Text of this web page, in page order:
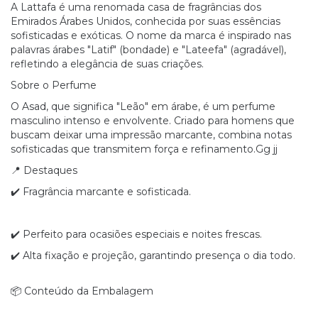
A Lattafa é uma renomada casa de fragrâncias dos
Emirados Árabes Unidos, conhecida por suas essências
sofisticadas e exóticas. O nome da marca é inspirado nas
palavras árabes "Latif" (bondade) e "Lateefa" (agradável),
refletindo a elegância de suas criações.
Sobre o Perfume
O Asad, que significa "Leão" em árabe, é um perfume
masculino intenso e envolvente. Criado para homens que
buscam deixar uma impressão marcante, combina notas
sofisticadas que transmitem força e refinamento.Gg jj
📍 Destaques
✔️ Fragrância marcante e sofisticada.
✔️ Perfeito para ocasiões especiais e noites frescas.
✔️ Alta fixação e projeção, garantindo presença o dia todo.
📦 Conteúdo da Embalagem